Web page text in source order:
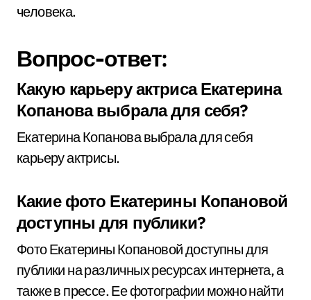
человека.
Вопрос-ответ:
Какую карьеру актриса Екатерина
Копанова выбрала для себя?
Екатерина Копанова выбрала для себя
карьеру актрисы.
Какие фото Екатерины Копановой
доступны для публики?
Фото Екатерины Копановой доступны для
публики на различных ресурсах интернета, а
также в прессе. Ее фотографии можно найти